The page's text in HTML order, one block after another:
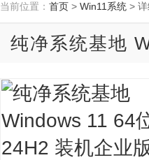
当前位置： 首页 > Win11系统 >
纯净系统基地